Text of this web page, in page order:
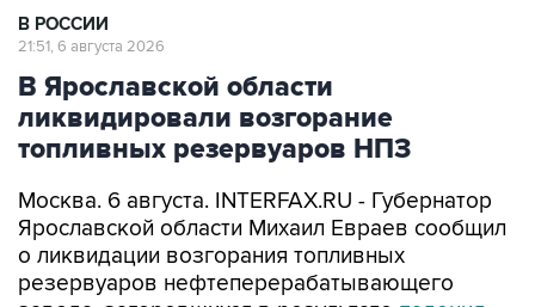
В РОССИИ
21:51, 6 августа 2026
В Ярославской области
ликвидировали возгорание
топливных резервуаров НПЗ
Москва. 6 августа. INTERFAX.RU - Губернатор
Ярославской области Михаил Евраев сообщил
о ликвидации возгорания топливных
резервуаров нефтеперерабатывающего